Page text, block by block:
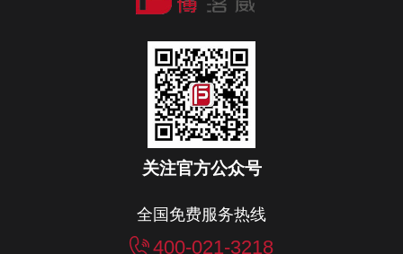
关注官方公众号
全国免费服务热线
400-021-3218